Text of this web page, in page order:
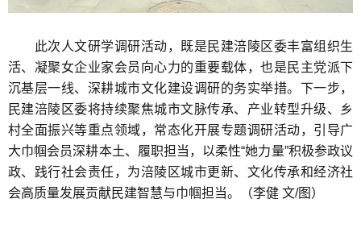
此次人文研学调研活动，既是民建涪陵区委丰富组织生
活、凝聚女企业家会员向心力的重要载体，也是民主党派下
沉基层一线、深耕城市文化建设调研的务实举措。下一步，
民建涪陵区委将持续聚焦城市文脉传承、产业转型升级、乡
村全面振兴等重点领域，常态化开展专题调研活动，引导广
大巾帼会员深耕本土、履职担当，以柔性“她力量”积极参政议
政、践行社会责任，为涪陵区城市更新、文化传承和经济社
会高质量发展贡献民建智慧与巾帼担当。（李健 文/图）